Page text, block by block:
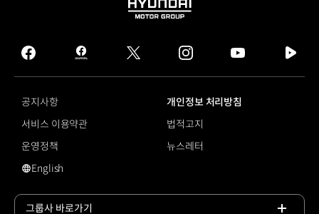
HYUNDAI
GROUP
facebook
hmg
journal
twitter instagram
tv
공지사항
개인정보 처리방침
서비스 이용약관
법적고지
운영정책
뉴스레터
MLA
English
그룹사 바로가기